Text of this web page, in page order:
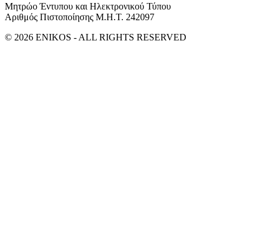
Μητρώο Έντυπου και Ηλεκτρονικού Τύπου
Αριθμός Πιστοποίησης Μ.Η.Τ. 242097
© 2026 ENIKOS - ALL RIGHTS RESERVED